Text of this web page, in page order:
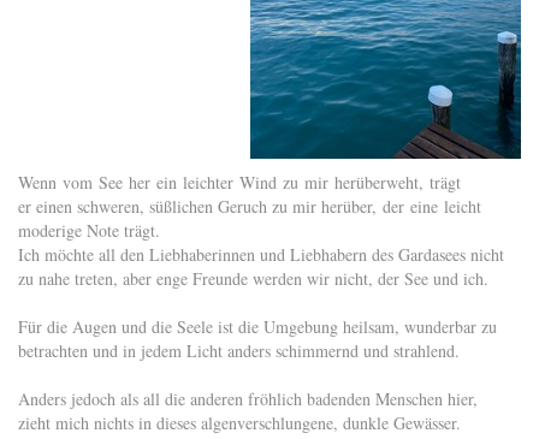
Wenn vom See her ein leichter Wind zu mir herüberweht, trägt
er einen schweren, süßlichen Geruch zu mir herüber, der eine leicht
moderige Note trägt.
Ich möchte all den Liebhaberinnen und Liebhabern des Gardasees nicht
zu nahe treten, aber enge Freunde werden wir nicht, der See und ich.
Für die Augen und die Seele ist die Umgebung heilsam, wunderbar zu
betrachten und in jedem Licht anders schimmernd und strahlend.
Anders jedoch als all die anderen fröhlich badenden Menschen hier,
zieht mich nichts in dieses algenverschlungene, dunkle Gewässer.